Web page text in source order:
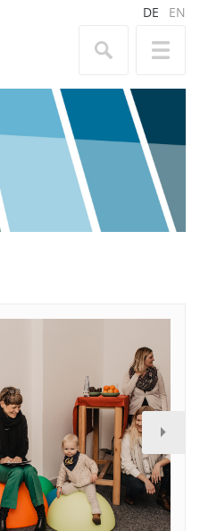
DE EN